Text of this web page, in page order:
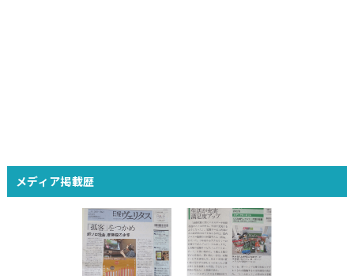
メディア掲載歴